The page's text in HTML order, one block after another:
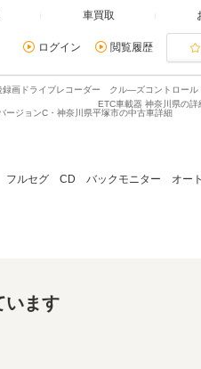
車買取
ログイン 閲覧履歴
画ドライブレコーダー クル―ズコントロー
ETC車載器 神奈川県の詳
ージョンC・神奈川県平塚市の中古車詳細
フルセグ CD バックモニター オー
います